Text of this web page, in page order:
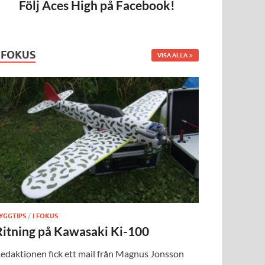
Följ Aces High på Facebook!
VISA ALLA
/I FOKUS
på Kawasaki Ki-100
fick ett mail från Magnus Jonsson